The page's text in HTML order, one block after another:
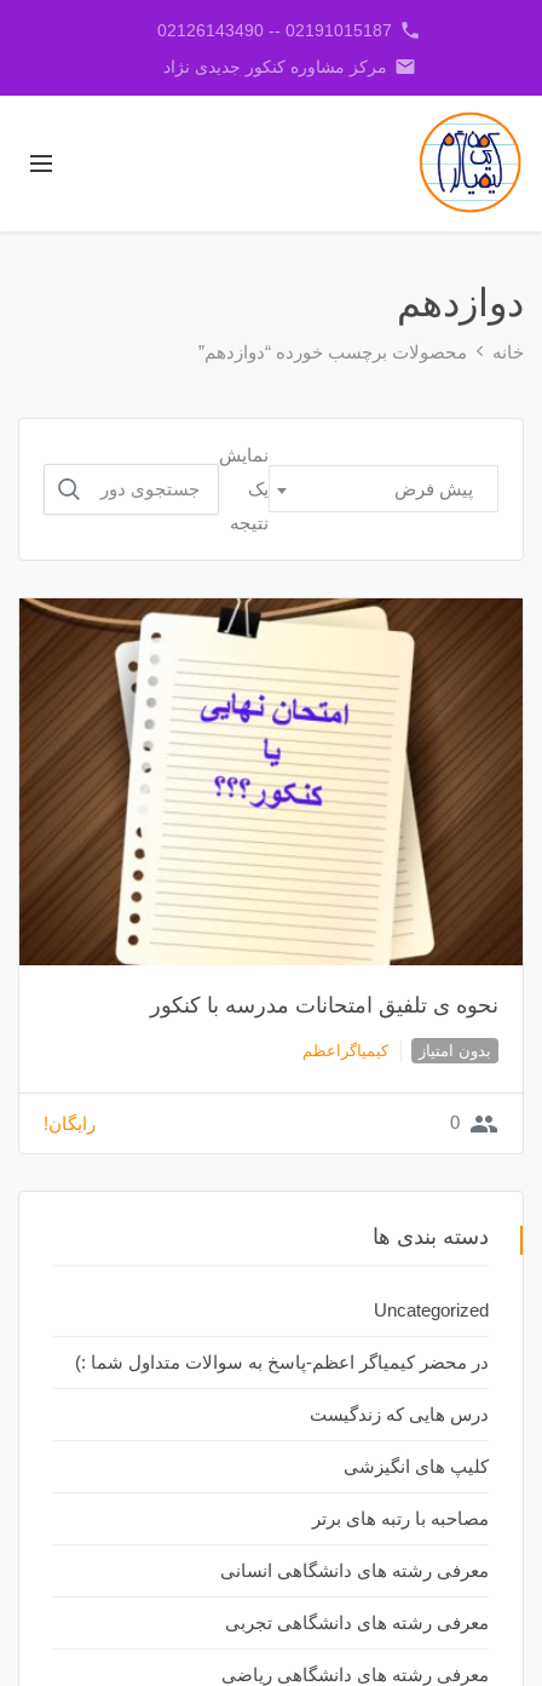
phone
02191015187 -- 02126143490
email مرکز مشاوره کنکور جدیدی نژاد
دوازدهم
خانه محصولات برچسب خورده “دوازدهم”
پیش فرض
نمایش
یک
نتیجه برای:
نحوه ی تلفیق امتحانات مدرسه با کنکور
بدون امتیاز کیمیاگراعظم
group
0 رایگان!
دسته بندی ها
Uncategorized
در محضر کیمیاگر اعظم-پاسخ به سوالات متداول شما :)
درس هایی که زندگیست
کلیپ های انگیزشی
مصاحبه با رتبه های برتر
معرفی رشته های دانشگاهی انسانی
معرفی رشته های دانشگاهی تجربی
معرفی رشته های دانشگاهی ریاضی